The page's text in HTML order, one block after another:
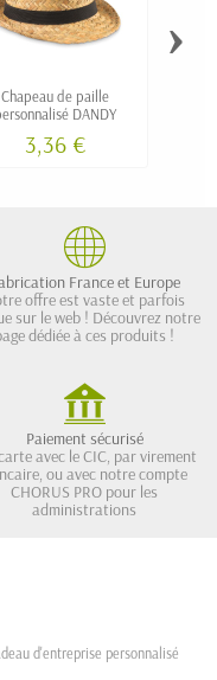
Chapeau de paille
DANDY
3,36 €
›
France et Europe
offre est vaste et parfois
sur le web ! Découvrez notre
dédiée à ces produits !
Paiement sécurisé
avec le CIC, par virement
ou avec notre compte
CHORUS PRO pour les
administrations
d'entreprise personnalisé